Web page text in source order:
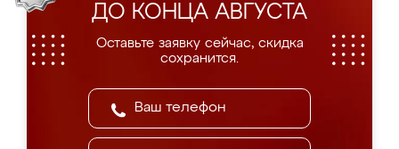
ДО КОНЦА АВГУСТА
Оставьте заявку сейчас, скидка
сохранится.